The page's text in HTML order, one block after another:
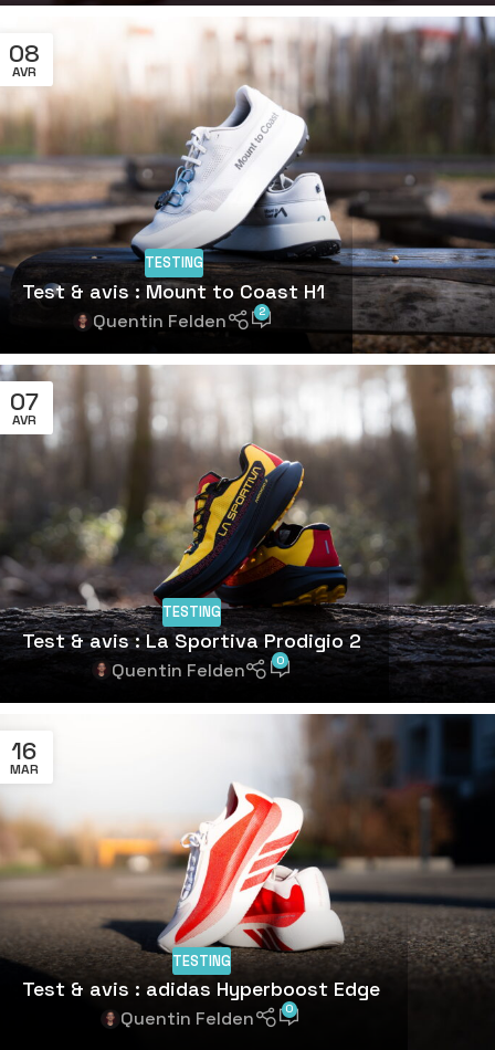
08
AVR
TESTING
Test & avis : Mount to Coast H1
Quentin Felden 2
07
AVR
TESTING
Test & avis : La Sportiva Prodigio 2
Quentin Felden 0
16
MAR
TESTING
Test & avis : adidas Hyperboost Edge
Quentin Felden 0